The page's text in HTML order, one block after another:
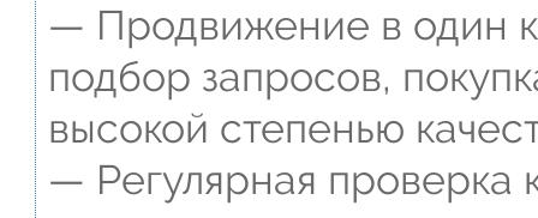
— Продвижение в один
подбор запросов,
высокой степенью
— Регулярная проверка